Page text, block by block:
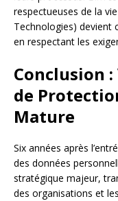
respectueuses de la
Technologies) devient
en respectant les
Conclusion
de
Mature
Six années après
des données
stratégique majeur,
des organisations et